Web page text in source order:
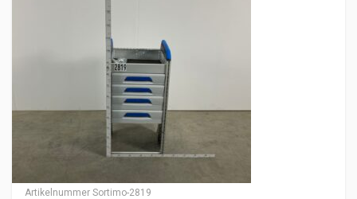
Artikelnummer Sortimo-2819